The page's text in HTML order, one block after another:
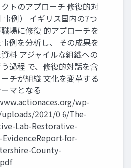
トのアプローチ 修復的対
事例） イギリス国内の7つ
場に修復 的アプローチを
例を分析し、 その成果を
料 アジャイルな組織への
過程 で、修復的対話を含
チが組織 文化を変革する
マとなる
wp-
2021/0 6/The-
Lab-Restorative-
EvidenceReport-for-
County-